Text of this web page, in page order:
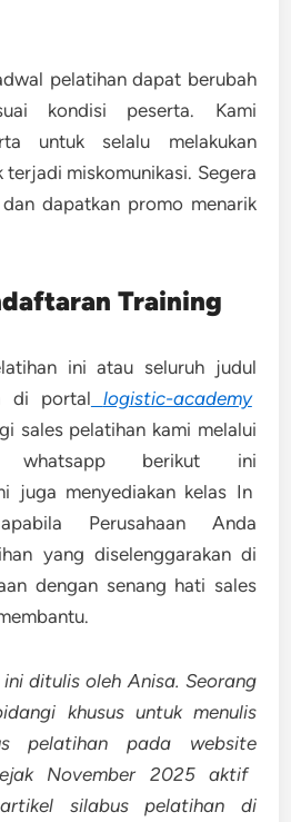
pelatihan dapat berubah
kondisi peserta. Kami
untuk selalu melakukan
miskomunikasi. Segera
dapatkan promo menarik
Training
ini atau seluruh judul
di portal logistic-academy
sales pelatihan kami melalui
whatsapp berikut ini
juga menyediakan kelas In
Perusahaan Anda
yang diselenggarakan di
dengan senang hati sales
ditulis oleh Anisa. Seorang
khusus untuk menulis
pelatihan pada website
November 2025 aktif
silabus pelatihan di